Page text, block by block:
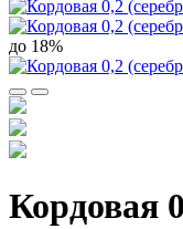
до 18%
Кордовая